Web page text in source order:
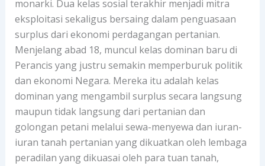
monarki. Dua kelas sosial terakhir menjadi mitra
eksploitasi sekaligus bersaing dalam penguasaan
surplus dari ekonomi perdagangan pertanian.
Menjelang abad 18, muncul kelas dominan baru di
Perancis yang justru semakin memperburuk politik
dan ekonomi Negara. Mereka itu adalah kelas
dominan yang mengambil surplus secara langsung
maupun tidak langsung dari pertanian dan
golongan petani melalui sewa-menyewa dan iuran-
iuran tanah pertanian yang dikuatkan oleh lembaga
peradilan yang dikuasai oleh para tuan tanah,